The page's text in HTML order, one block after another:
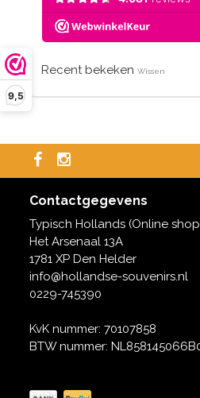
9,5
Recent bekeken Wissen
Contactgegevens
Typisch Hollands (Online
Het Arsenaal 13A
1781 XP Den Helder
info@hollandse-souvenirs.nl
0229-745390
KvK nummer: 70107858
BTW nummer: